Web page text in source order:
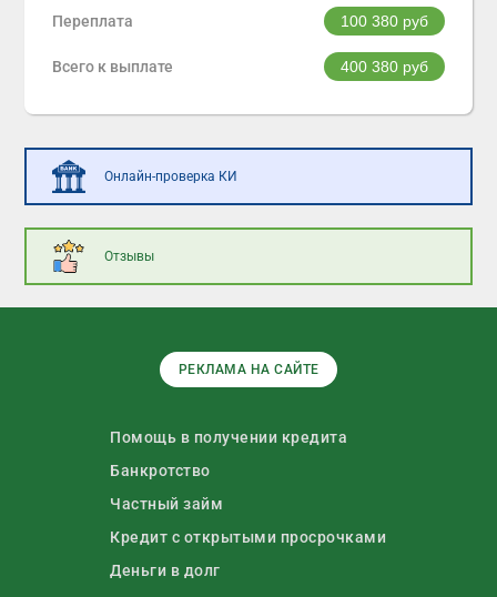
Переплата 100 380руб
Всего к выплате 400 380руб
Онлайн-проверка КИ
Отзывы
РЕКЛАМА НА САЙТЕ
Помощь в получении кредита
Банкротство
Частный займ
Кредит с открытыми просрочками
Деньги в долг